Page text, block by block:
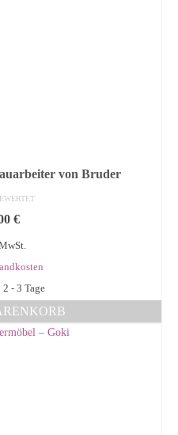
von Bruder
€
- 3 Tage